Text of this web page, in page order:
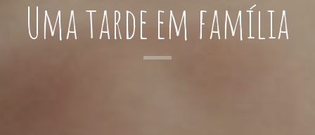
Uma tarde em família